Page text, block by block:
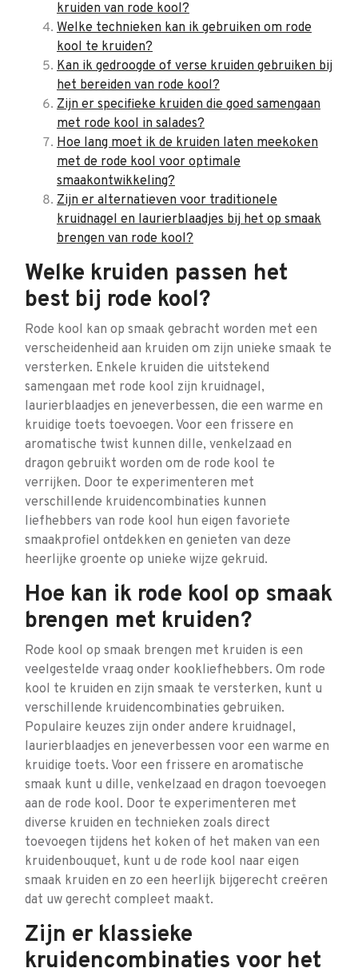
kruiden van rode kool?
Welke technieken kan ik gebruiken om rode
kool te kruiden?
Kan ik gedroogde of verse kruiden gebruiken bij
het bereiden van rode kool?
Zijn er specifieke kruiden die goed samengaan
met rode kool in salades?
Hoe lang moet ik de kruiden laten meekoken
met de rode kool voor optimale
smaakontwikkeling?
Zijn er alternatieven voor traditionele
kruidnagel en laurierblaadjes bij het op smaak
brengen van rode kool?
Welke kruiden passen het
best bij rode kool?
Rode kool kan op smaak gebracht worden met een
verscheidenheid aan kruiden om zijn unieke smaak te
versterken. Enkele kruiden die uitstekend
samengaan met rode kool zijn kruidnagel,
laurierblaadjes en jeneverbessen, die een warme en
kruidige toets toevoegen. Voor een frissere en
aromatische twist kunnen dille, venkelzaad en
dragon gebruikt worden om de rode kool te
verrijken. Door te experimenteren met
verschillende kruidencombinaties kunnen
liefhebbers van rode kool hun eigen favoriete
smaakprofiel ontdekken en genieten van deze
heerlijke groente op unieke wijze gekruid.
Hoe kan ik rode kool op smaak
brengen met kruiden?
Rode kool op smaak brengen met kruiden is een
veelgestelde vraag onder kookliefhebbers. Om rode
kool te kruiden en zijn smaak te versterken, kunt u
verschillende kruidencombinaties gebruiken.
Populaire keuzes zijn onder andere kruidnagel,
laurierblaadjes en jeneverbessen voor een warme en
kruidige toets. Voor een frissere en aromatische
smaak kunt u dille, venkelzaad en dragon toevoegen
aan de rode kool. Door te experimenteren met
diverse kruiden en technieken zoals direct
toevoegen tijdens het koken of het maken van een
kruidenbouquet, kunt u de rode kool naar eigen
smaak kruiden en zo een heerlijk bijgerecht creëren
dat uw gerecht compleet maakt.
Zijn er klassieke
kruidencombinaties voor het